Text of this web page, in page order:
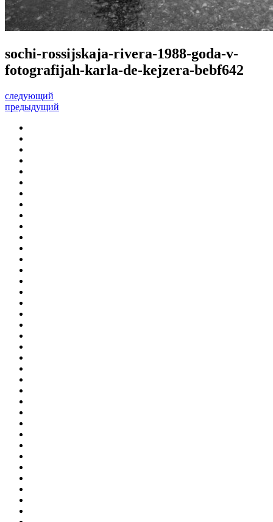
sochi-rossijskaja-rivera-1988-goda-v-
fotografijah-karla-de-kejzera-bebf642
следующий
предыдущий